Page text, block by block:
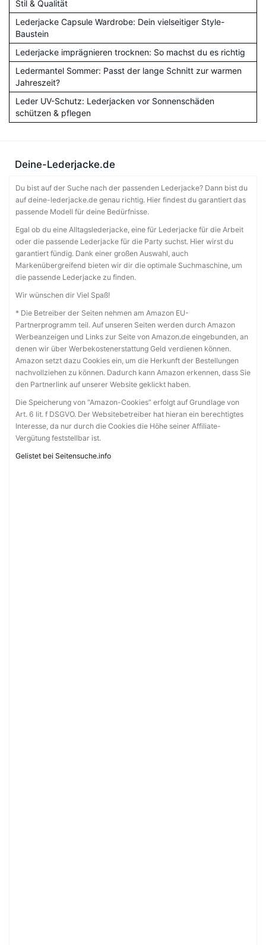
Stil & Qualität
Lederjacke Capsule Wardrobe: Dein vielseitiger Style-
Baustein
Lederjacke imprägnieren trocknen: So machst du es richtig
Ledermantel Sommer: Passt der lange Schnitt zur warmen
Jahreszeit?
Leder UV-Schutz: Lederjacken vor Sonnenschäden
schützen & pflegen
Deine-Lederjacke.de
Du bist auf der Suche nach der passenden Lederjacke? Dann bist du
auf deine-lederjacke.de genau richtig. Hier findest du garantiert das
passende Modell für deine Bedürfnisse.
Egal ob du eine Alltagslederjacke, eine für Lederjacke für die Arbeit
oder die passende Lederjacke für die Party suchst. Hier wirst du
garantiert fündig. Dank einer großen Auswahl, auch
Markenübergreifend bieten wir dir die optimale Suchmaschine, um
die passende Lederjacke zu finden.
Wir wünschen dir Viel Spaß!
* Die Betreiber der Seiten nehmen am Amazon EU-
Partnerprogramm teil. Auf unseren Seiten werden durch Amazon
Werbeanzeigen und Links zur Seite von Amazon.de eingebunden, an
denen wir über Werbekostenerstattung Geld verdienen können.
Amazon setzt dazu Cookies ein, um die Herkunft der Bestellungen
nachvollziehen zu können. Dadurch kann Amazon erkennen, dass Sie
den Partnerlink auf unserer Website geklickt haben.
Die Speicherung von “Amazon-Cookies” erfolgt auf Grundlage von
Art. 6 lit. f DSGVO. Der Websitebetreiber hat hieran ein berechtigtes
Interesse, da nur durch die Cookies die Höhe seiner Affiliate-
Vergütung feststellbar ist.
Gelistet bei Seitensuche.info